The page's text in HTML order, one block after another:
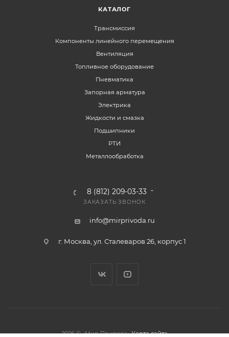
КАТАЛОГ
Трансмиссия
Компоненты линейного перемещения
Вентиляция
Топливное оборудование
Пневматика
Запорная арматура
Электрика
Жидкости и смазка
Подшипники
РТИ
Металлообработка
8 (812) 209-03-33
ЗАКАЗАТЬ ЗВОНОК
info@mirprivoda.ru
г. Москва, ул. Сталеваров 26, корпус 1
2026 © «Мир Привода» Карта сайта